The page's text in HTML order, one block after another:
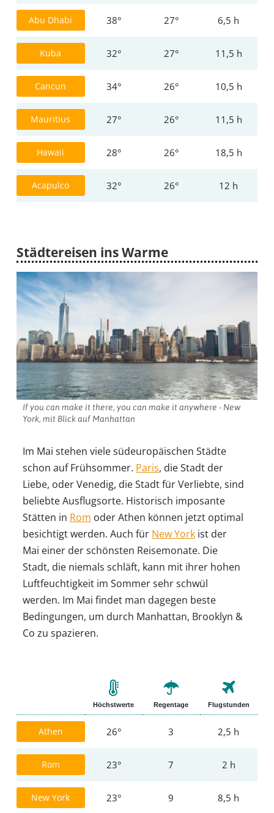
Abu Dhabi 38° 27° 6,5 h
Kuba 32° 27° 11,5 h
Cancun 34° 26° 10,5 h
Mauritius 27° 26° 11,5 h
Hawaii 28° 26° 18,5 h
Acapulco 32° 26° 12 h
Städtereisen ins Warme
If you can make it there, you can make it anywhere - New
York, mit Blick auf Manhattan
Im Mai stehen viele südeuropäischen Städte
schon auf Frühsommer. Paris, die Stadt der
Liebe, oder Venedig, die Stadt für Verliebte, sind
beliebte Ausflugsorte. Historisch imposante
Stätten in Rom oder Athen können jetzt optimal
besichtigt werden. Auch für New Yorkist der
Mai einer der schönsten Reisemonate. Die
Stadt, die niemals schläft, kann mit ihrer hohen
Luftfeuchtigkeit im Sommer sehr schwül
werden. Im Mai findet man dagegen beste
Bedingungen, um durch Manhattan, Brooklyn &
Co zu spazieren.
Höchstwerte Regentage Flugstunden
Athen 26° 3 2,5 h
Rom 23° 7 2 h
New York 23° 9 8,5 h